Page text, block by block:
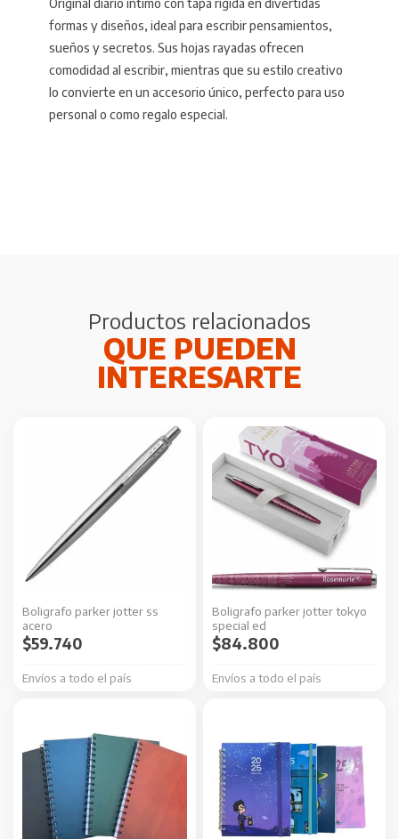
Original diario íntimo con tapa rígida en divertidas
formas y diseños, ideal para escribir pensamientos,
sueños y secretos. Sus hojas rayadas ofrecen
comodidad al escribir, mientras que su estilo creativo
lo convierte en un accesorio único, perfecto para uso
personal o como regalo especial.
Productos relacionados
Boligrafo parker jotter ss
acero
Envíos a todo el país
$59.740
Boligrafo parker jotter tokyo
special ed
Envíos a todo el país
$84.800
producto
tiene
múltiples
variantes.
producto
tiene
múltiples
variantes.
Las